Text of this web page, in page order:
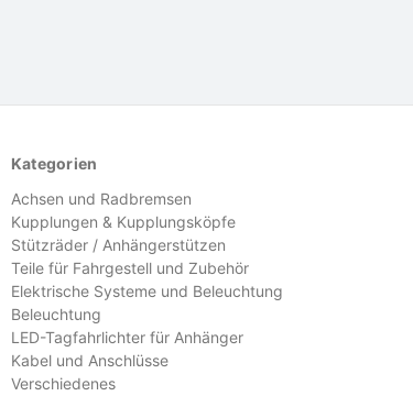
Kategorien
Achsen und Radbremsen
Kupplungen & Kupplungsköpfe
Stützräder / Anhängerstützen
Teile für Fahrgestell und Zubehör
Elektrische Systeme und Beleuchtung
Beleuchtung
LED-Tagfahrlichter für Anhänger
Kabel und Anschlüsse
Verschiedenes